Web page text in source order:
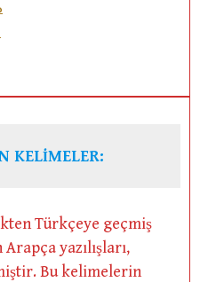
KELİMELER:
Türkçeye geçmiş
yazılışları,
Bu kelimelerin